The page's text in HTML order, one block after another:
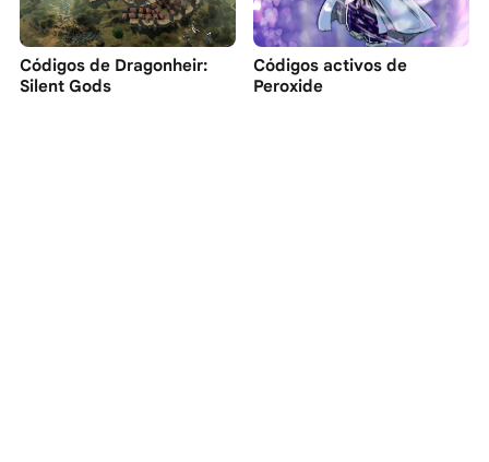
Códigos de Dragonheir:
Silent Gods
Códigos activos de
Peroxide